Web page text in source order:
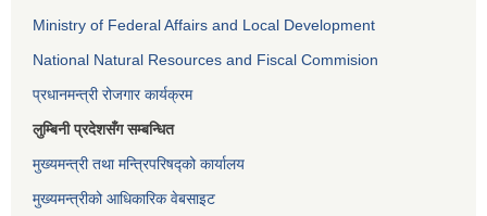
Ministry of Federal Affairs and Local Development
National Natural Resources and Fiscal Commision
प्रधानमन्त्री रोजगार कार्यक्रम
लुम्बिनी प्रदेशसँग सम्बन्धित
मुख्यमन्त्री तथा मन्त्रिपरिषद्को कार्यालय
मुख्यमन्त्रीको आधिकारिक वेबसाइट